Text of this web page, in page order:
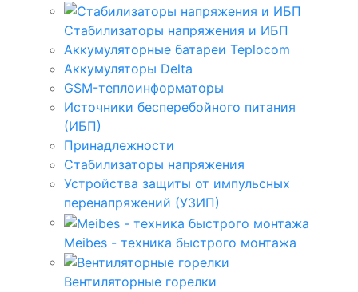
Стабилизаторы напряжения и ИБП
Аккумуляторные батареи Teplocom
Аккумуляторы Delta
GSM-теплоинформаторы
Источники бесперебойного питания
(ИБП)
Принадлежности
Стабилизаторы напряжения
Устройства защиты от импульсных
перенапряжений (УЗИП)
Meibes - техника быстрого монтажа
Вентиляторные горелки